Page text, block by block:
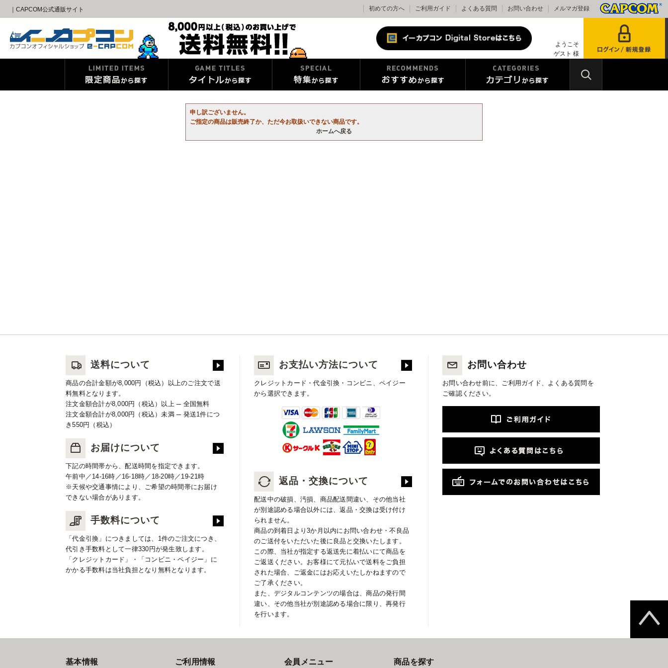
｜CAPCOM公式通販サイト 初めての方へ ご利用ガイド よくある質問 お問い合わせ メルマガ登録
ようこそ
ゲスト 様
申し訳ございません。
ご指定の商品は販売終了か、ただ今お取扱いできない商品です。
ホームへ戻る
送料について
商品の合計金額が8,000円（税込）以上のご注文で送
料無料となります。
注文金額合計が8,000円（税込）以上 ─ 全国無料
注文金額合計が8,000円（税込）未満 ─ 発送1件につ
き550円（税込）
お届けについて
下記の時間帯から、配送時間を指定できます。
午前中／14-16時／16-18時／18-20時／19-21時
※天候や交通事情により、ご希望の時間帯にお届け
できない場合があります。
手数料について
「代金引換」につきましては、1件のご注文につき、
代引き手数料として一律330円が発生致します。
「クレジットカード」・「コンビニ・ペイジー」に
かかる手数料は当社負担となり無料となります。
お支払い方法について
クレジットカード・代金引換・コンビニ、ペイジー
から選択できます。
返品・交換について
配送中の破損、汚損、商品配送間違い、その他当社
が別途認める場合以外には、返品・交換は受け付け
られません。
商品の到着日より3か月以内にお問い合わせ・不良品
のご送付をいただいた後に良品と交換いたします。
この際、当社が指定する返送先に着払いにて商品を
ご返送ください。お客様にて元払いで送料をご負担
された場合、ご返金にはお応えいたしかねますので
ご了承ください。
また、デジタルコンテンツの場合は、商品の発行間
違い、その他当社が別途認める場合に限り、再発行
を行います。
お問い合わせ
お問い合わせ前に、ご利用ガイド、よくある質問を
ご確認ください。
基本情報 ご利用情報 会員メニュー 商品を探す